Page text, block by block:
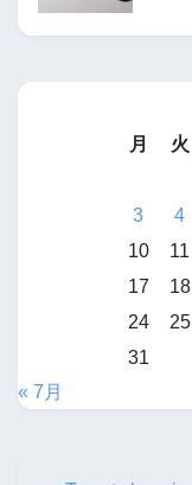
月
火
3
4
10
11
17
18
24
25
31
« 7月